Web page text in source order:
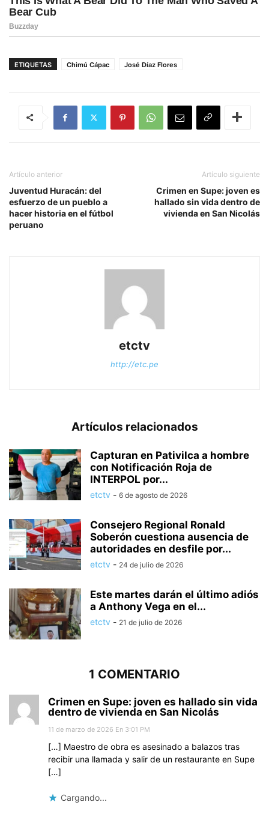
ETIQUETAS Chimú Cápac José Díaz Flores
Artículo anterior
Juventud Huracán: del
esfuerzo de un pueblo a
hacer historia en el fútbol
peruano
Artículo siguiente
Crimen en Supe: joven es
hallado sin vida dentro de
vivienda en San Nicolás
etctv
http://etc.pe
Artículos relacionados
Capturan en Pativilca a hombre
con Notificación Roja de
INTERPOL por...
etctv - 6 de agosto de 2026
Consejero Regional Ronald
Soberón cuestiona ausencia de
autoridades en desfile por...
etctv - 24 de julio de 2026
Este martes darán el último adiós
a Anthony Vega en el...
etctv - 21 de julio de 2026
1 COMENTARIO
Crimen en Supe: joven es hallado sin vida
dentro de vivienda en San Nicolás
11 de marzo de 2026 En 3:01 PM
[…] Maestro de obra es asesinado a balazos tras
recibir una llamada y salir de un restaurante en Supe
[…]
Cargando...